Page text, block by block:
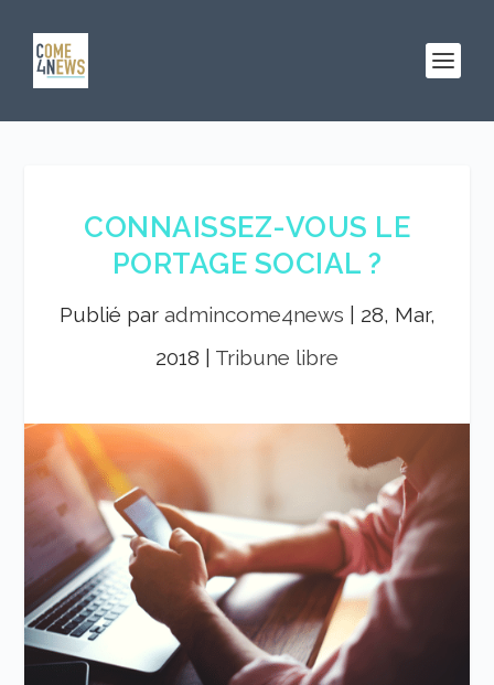
CONNAISSEZ-VOUS LE
PORTAGE SOCIAL ?
Publié par admincome4news
28, Mar,
2018
Tribune libre